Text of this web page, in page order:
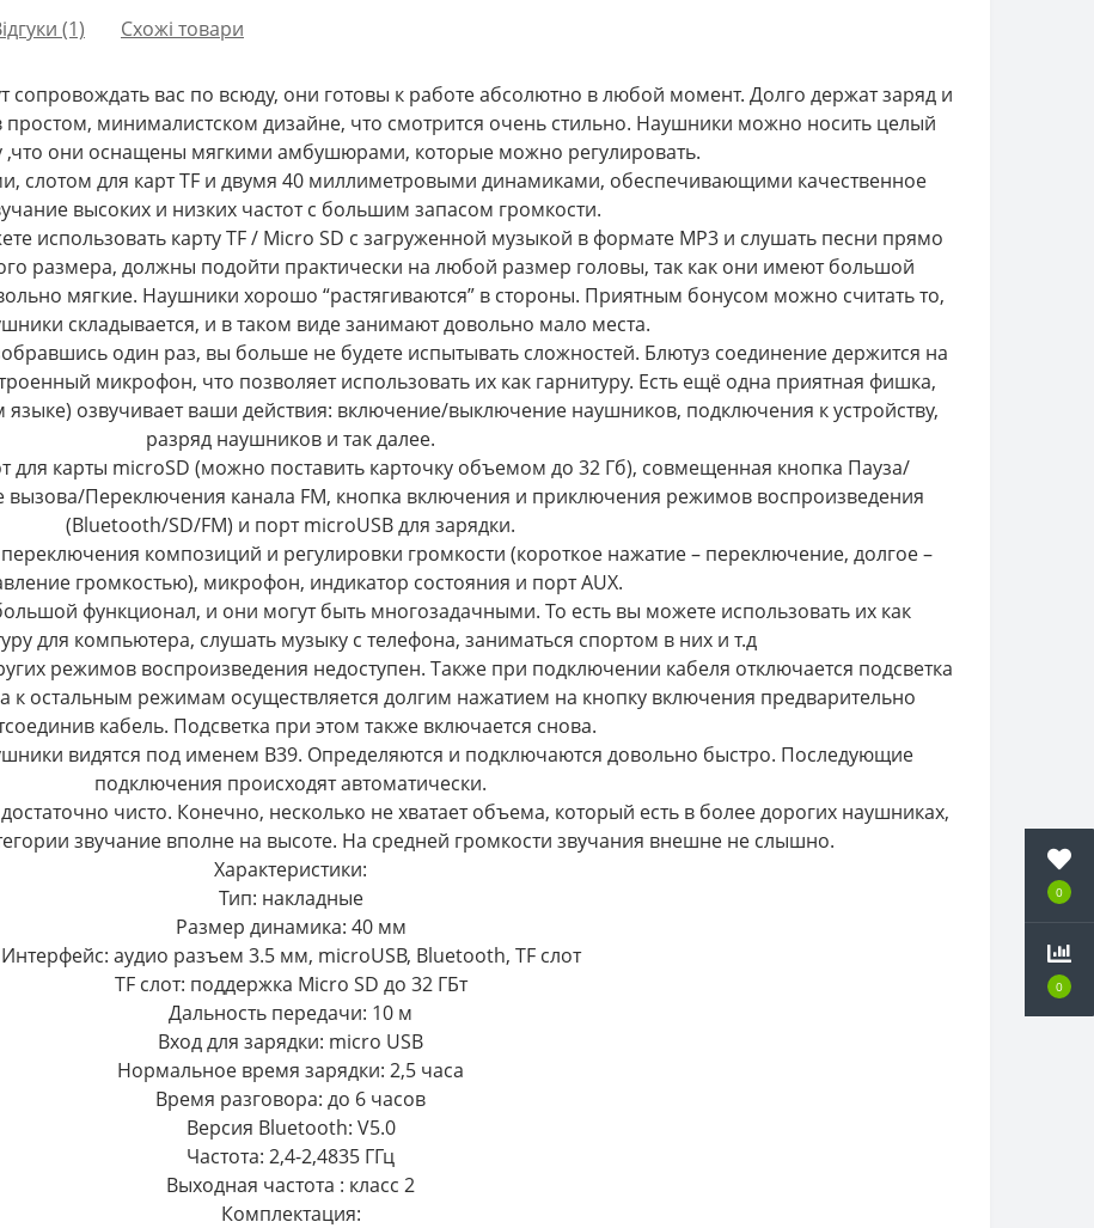
0
0
(1) Схожі товари
вас по всюду, они готовы к работе абсолютно в любой момент. Долго держат заряд и
минималистском дизайне, что смотрится очень стильно. Наушники можно носить целый
,что они оснащены мягкими амбушюрами, которые можно регулировать.
слотом для карт TF и двумя 40 миллиметровыми динамиками, обеспечивающими качественное
высоких и низких частот с большим запасом громкости.
использовать карту TF / Micro SD с загруженной музыкой в ​​формате MP3 и слушать песни прямо
размера, должны подойти практически на любой размер головы, так как они имеют большой
мягкие. Наушники хорошо “растягиваются” в стороны. Приятным бонусом можно считать то,
складывается, и в таком виде занимают довольно мало места.
один раз, вы больше не будете испытывать сложностей. Блютуз соединение держится на
микрофон, что позволяет использовать их как гарнитуру. Есть ещё одна приятная фишка,
языке) озвучивает ваши действия: включение/выключение наушников, подключения к устройству,
разряд наушников и так далее.
для карты microSD (можно поставить карточку объемом до 32 Гб), совмещенная кнопка Пауза/
вызова/Переключения канала FM, кнопка включения и приключения режимов воспроизведения
(Bluetooth/SD/FM) и порт microUSB для зарядки.
композиций и регулировки громкости (короткое нажатие – переключение, долгое –
громкостью), микрофон, индикатор состояния и порт AUX.
функционал, и они могут быть многозадачными. То есть вы можете использовать их как
для компьютера, слушать музыку с телефона, заниматься спортом в них и т.д
режимов воспроизведения недоступен. Также при подключении кабеля отключается подсветка
к остальным режимам осуществляется долгим нажатием на кнопку включения предварительно
кабель. Подсветка при этом также включается снова.
видятся под именем B39. Определяются и подключаются довольно быстро. Последующие
подключения происходят автоматически.
чисто. Конечно, несколько не хватает объема, который есть в более дорогих наушниках,
звучание вполне на высоте. На средней громкости звучания внешне не слышно.
Характеристики:
Тип: накладные
Размер динамика: 40 мм
Интерфейс: аудио разъем 3.5 мм, microUSB, Bluetooth, TF слот
TF слот: поддержка Micro SD до 32 ГБт
Дальность передачи: 10 м
Вход для зарядки: micro USB
Нормальное время зарядки: 2,5 часа
Время разговора: до 6 часов
Версия Bluetooth: V5.0
Частота: 2,4-2,4835 ГГц
Выходная частота : класс 2
Комплектация: